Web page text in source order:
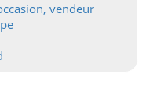
vendeur